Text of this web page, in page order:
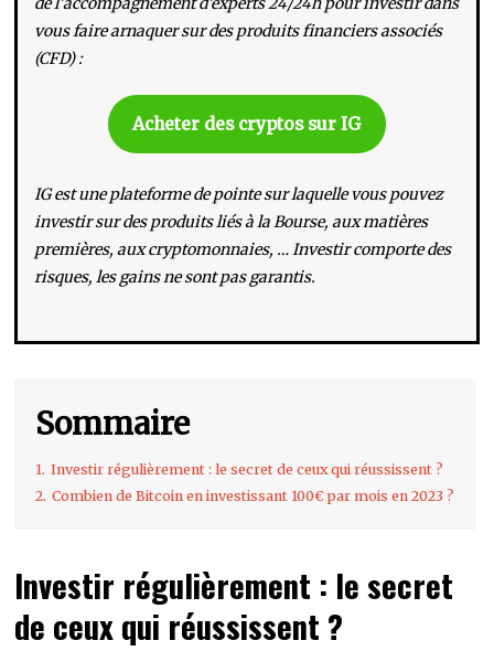
vous faire arnaquer sur des produits financiers associés
(CFD) :
Acheter des cryptos sur IG
IG est une plateforme de pointe sur laquelle vous pouvez
investir sur des produits liés à la Bourse, aux matières
premières, aux cryptomonnaies, … Investir comporte des
risques, les gains ne sont pas garantis.
Sommaire
1. Investir régulièrement : le secret de ceux qui réussissent ?
2. Combien de Bitcoin en investissant 100€ par mois en 2023 ?
Investir régulièrement : le secret
de ceux qui réussissent ?